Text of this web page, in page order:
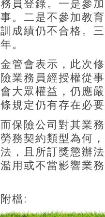
務員登錄。一是參
事。二是不參加教
訓成績仍不合格。
年。
金管會表示，此次
險業務員經授權從
會大眾權益，仍應
條規定仍有存在必
而保險公司對其業
勞務契約類型為何
法，且所訂獎懲辦
濫用或不當影響業
附檔: